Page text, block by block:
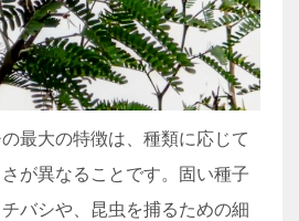
最大の特徴は、種類に応じて
が異なることです。固い種子
バシや、昆虫を捕るための細